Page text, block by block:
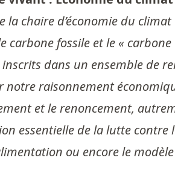
la chaire d’économie du
carbone fossile et le «
dans un ensemble de
raisonnement
et le renoncement,
essentielle de la lutte
ou encore le